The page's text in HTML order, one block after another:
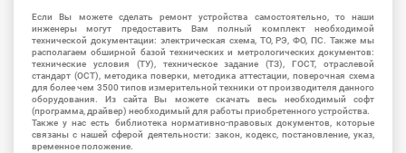
Если Вы можете сделать ремонт устройства самостоятельно, то наши
инженеры могут предоставить Вам полный комплект необходимой
технической документации: электрическая схема, ТО, РЭ, ФО, ПС. Также мы
располагаем обширной базой технических и метрологических документов:
технические условия (ТУ), техническое задание (ТЗ), ГОСТ, отраслевой
стандарт (ОСТ), методика поверки, методика аттестации, поверочная схема
для более чем 3500 типов измерительной техники от производителя данного
оборудования. Из сайта Вы можете скачать весь необходимый софт
(программа, драйвер) необходимый для работы приобретенного устройства.
Также у нас есть библиотека нормативно-правовых документов, которые
связаны с нашей сферой деятельности: закон, кодекс, постановление, указ,
временное положение.